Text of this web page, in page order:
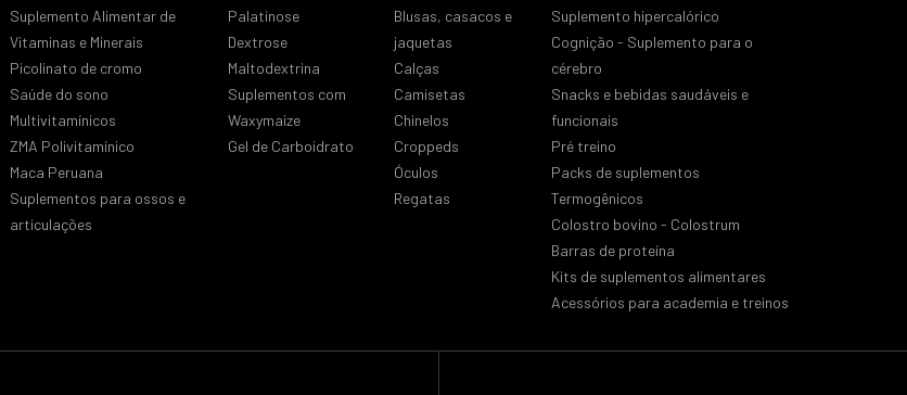
Suplemento Alimentar de
Vitaminas e Minerais
Picolinato de cromo
Saúde do sono
Multivitamínicos
ZMA Polivitamínico
Maca Peruana
Suplementos para ossos e
articulações
Palatinose
Dextrose
Maltodextrina
Suplementos com
Waxymaize
Gel de Carboidrato
Blusas, casacos e
jaquetas
Calças
Camisetas
Chinelos
Croppeds
Óculos
Regatas
Suplemento hipercalórico
Cognição - Suplemento para o
cérebro
Snacks e bebidas saudáveis e
funcionais
Pré treino
Packs de suplementos
Termogênicos
Colostro bovino - Colostrum
Barras de proteína
Kits de suplementos alimentares
Acessórios para academia e treinos